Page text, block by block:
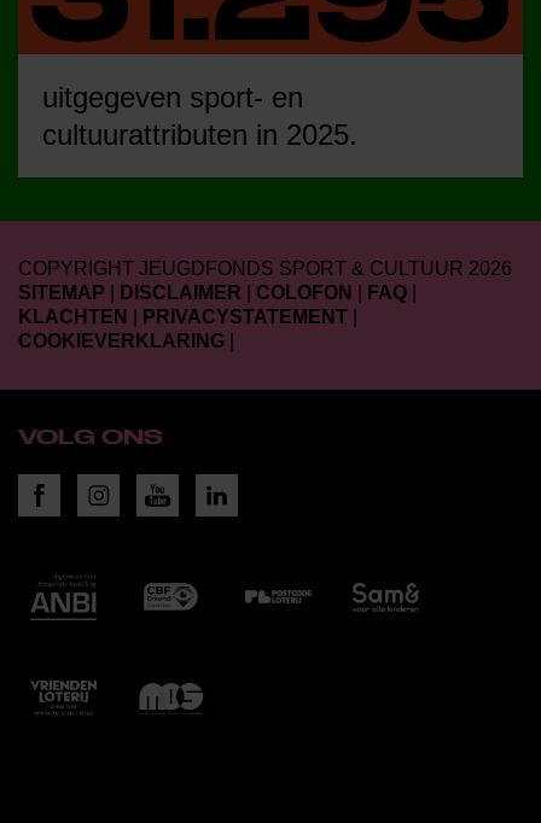
uitgegeven sport- en
cultuurattributen in 2025.
COPYRIGHT JEUGDFONDS SPORT & CULTUUR 2026
SITEMAP
DISCLAIMER COLOFON FAQ
KLACHTEN
PRIVACYSTATEMENT
COOKIEVERKLARING
VOLG ONS